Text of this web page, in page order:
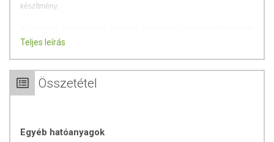
készítmény.
részének tiszta, ipari területektől távoli területein halásszák. Az új
és zárt tartályokban jut el a JuvaPharma Kft. korszerű üzemébe, ahol
omega-3 zsírsavakat. Az Eikozapentaénsav (EPA) és
Teljes leírás
Összetétel
Egyéb hatóanyagok